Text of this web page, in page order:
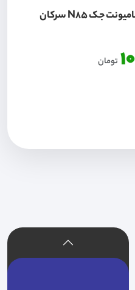
فیلتر روغن کامیونت جک N85 سرکان
تومان